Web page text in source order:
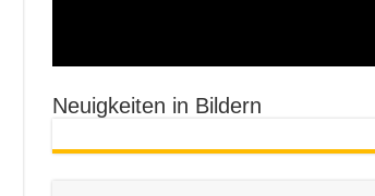
Neuigkeiten in Bildern